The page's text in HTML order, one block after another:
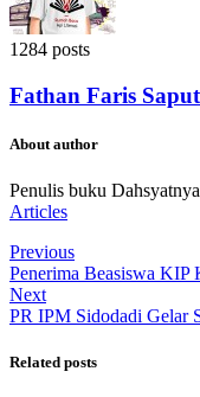
1284 posts
Fathan Faris
About author
Penulis buku
Articles
Previous
Penerima Beasiswa
Next
PR IPM Sidodadi Gelar
Related posts